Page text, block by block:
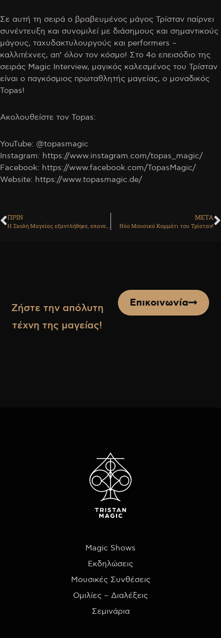
Σε αυτή τη σειρά ο βραβευμένος μάγος Τρίσταν παίρνει
συνέντευξη και συνομιλεί με διάσημους και σημαντικούς
μάγους, ταχυδακτυλουργούς και performers –
καλλιτέχνες, απ’ όλον τον κόσμο! Στο 4ο επεισόδιο της
σειράς Magic Interview, μαγικός καλεσμένος του Τρίσταν
είναι ο παγκόσμιος πρωταθλητής μαγείας, ο μοναδικός
Topas!
Ακολουθείστε τον Topas:
YouTube: @topasmagic
Instagram: https://www.instagram.com/topas_magic/
Facebook: https://www.facebook.com/TopasMagic/
Website: https://www.topasmagic.de/
ΠΡΙΝ ΜΕΤΑ
Νέο Μουσικό Κομμάτι του Τρίσταν!
Ζήστε την απόλυτη
τέχνη της μαγείας!
Επικοινωνία
Magic Shows
Εκδηλώσεις
Μουσικές Συνθέσεις
Ομιλίες – Διαλέξεις
Σεμινάρια